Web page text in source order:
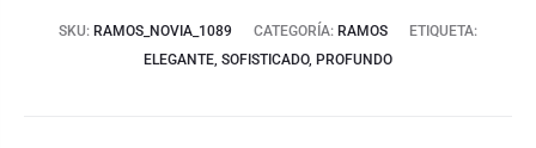
SKU: RAMOS_NOVIA_1089 CATEGORÍA: RAMOS
ETIQUETA:
ELEGANTE, SOFISTICADO, PROFUNDO